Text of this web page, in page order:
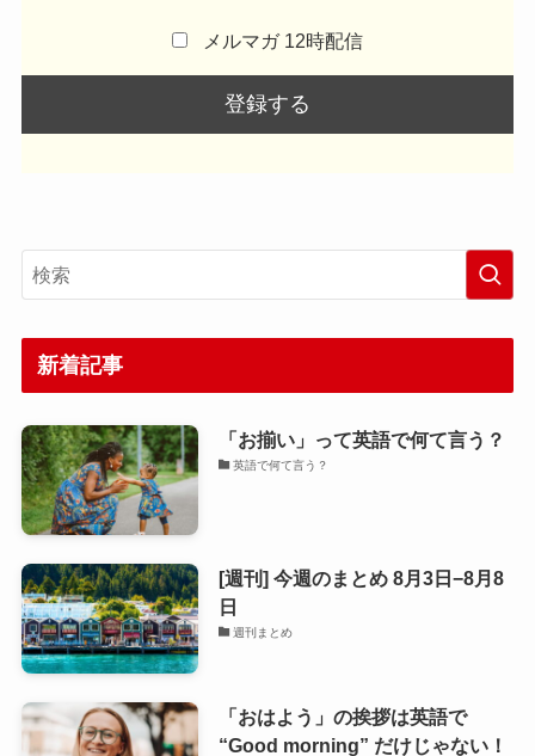
メルマガ 12時配信
新着記事
「お揃い」って英語で何て言う？
英語で何て言う？
[週刊] 今週のまとめ 8月3日−8月8
日
週刊まとめ
「おはよう」の挨拶は英語で
“Good morning” だけじゃない！